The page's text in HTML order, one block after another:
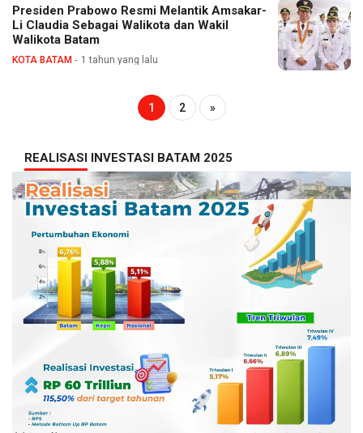
Presiden Prabowo Resmi Melantik Amsakar-
Li Claudia Sebagai Walikota dan Wakil
Walikota Batam
KOTA BATAM 1 tahun yang lalu
1 2 »
REALISASI INVESTASI BATAM 2025